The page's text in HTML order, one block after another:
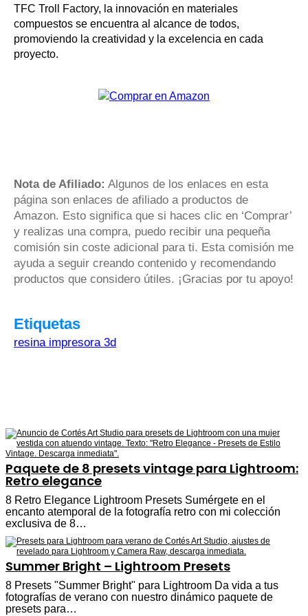
TFC Troll Factory, la innovación en materiales
compuestos se encuentra al alcance de todos,
promoviendo la creatividad y la excelencia en cada
proyecto.
Nota de Afiliado: Algunos de los enlaces en esta
página son enlaces de afiliado a productos de
Amazon. Esto significa que si haces clic en ‘Comprar’
y realizas una compra, puedo recibir una pequeña
comisión sin coste adicional para ti. Esta comisión me
ayuda a seguir creando contenido y recomendando
productos que considero útiles. ¡Gracias por tu apoyo!
Etiquetas
resina impresora 3d
Paquete de 8 presets vintage para Lightroom:
Retro elegance
8 Retro Elegance Lightroom Presets Sumérgete en el
encanto atemporal de la fotografía retro con mi colección
exclusiva de 8…
Summer Bright – Lightroom Presets
8 Presets "Summer Bright" para Lightroom Da vida a tus
fotografías de verano con nuestro dinámico paquete de
presets para…